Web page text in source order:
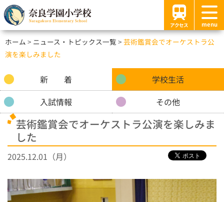
アクセス menu
ホーム ニュース・トピックス一覧
芸術鑑賞会でオーケストラ公
演を楽しみました
新 着
学校生活
入試情報
その他
芸術鑑賞会でオーケストラ公演を楽しみま
した
2025.12.01（月）